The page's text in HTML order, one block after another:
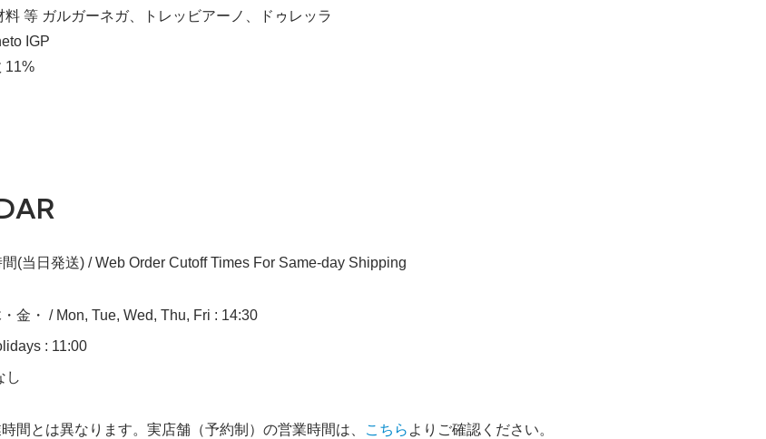
料 等 ガルガーネガ、トレッビアーノ、ドゥレッラ
IGP
11%
(当日発送) / Web Order Cutoff Times For Same-day Shipping
金・ / Mon, Tue, Wed, Thu, Fri : 14:30
: 11:00
し
間とは異なります。実店舗（予約制）の営業時間は、 こちら よりご確認ください。